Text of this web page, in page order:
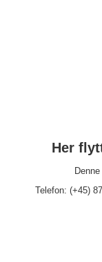
Her
Telefon: (+45)